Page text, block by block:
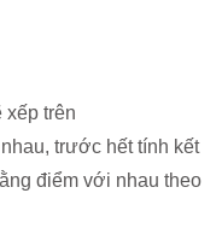
xếp trên
trước hết tính kết
điểm với nhau theo